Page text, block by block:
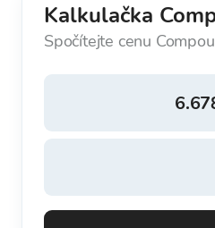
Kalkulačka
Spočítejte cenu